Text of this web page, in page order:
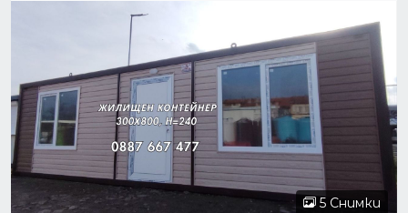
5 Снимки